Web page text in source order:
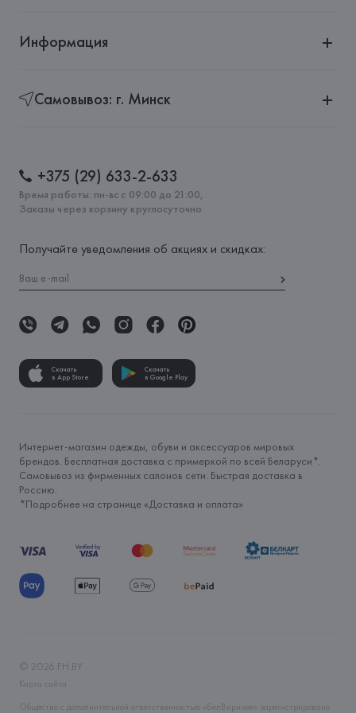
Информация
Самовывоз: г. Минск
+375 (29) 633-2-633
Время работы: пн-вс с 09:00 до 21:00,
Заказы через корзину круглосуточно
Получайте уведомления об акциях и скидках:
Скачать
в App Store
Скачать
в Google Play
Интернет-магазин одежды, обуви и аксессуаров мировых
брендов. Бесплатная доставка с примеркой по всей Беларуси*.
Самовывоз из фирменных салонов сети. Быстрая доставка в
Россию.
*Подробнее на странице «Доставка и оплата»
© 2026 FH.BY
Карта сайта
Общество с дополнительной ответственностью «БелВиринея» зарегистрировано